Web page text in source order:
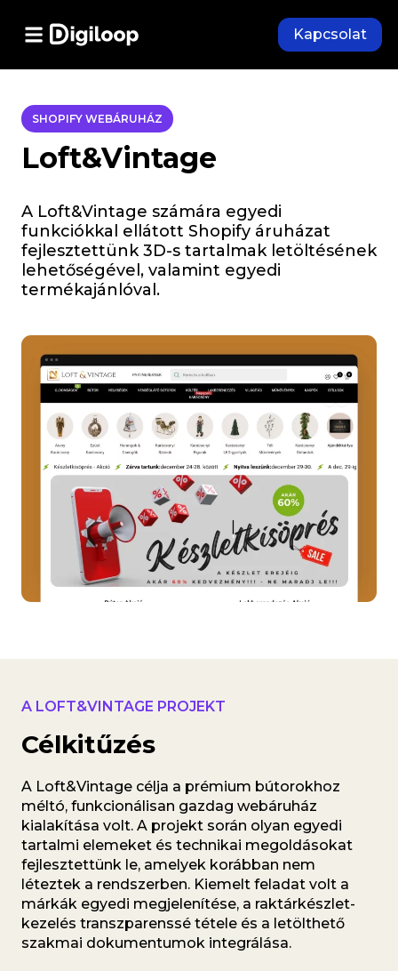
Kapcsolat
SHOPIFY WEBÁRUHÁZ
Loft&Vintage
A Loft&Vintage számára egyedi
funkciókkal ellátott Shopify áruházat
fejlesztettünk 3D-s tartalmak letöltésének
lehetőségével, valamint egyedi
termékajánlóval.
A LOFT&VINTAGE PROJEKT
Célkitűzés
A Loft&Vintage célja a prémium bútorokhoz
méltó, funkcionálisan gazdag webáruház
kialakítása volt. A projekt során olyan egyedi
tartalmi elemeket és technikai megoldásokat
fejlesztettünk le, amelyek korábban nem
léteztek a rendszerben. Kiemelt feladat volt a
márkák egyedi megjelenítése, a raktárkészlet-
kezelés transzparenssé tétele és a letölthető
szakmai dokumentumok integrálása.